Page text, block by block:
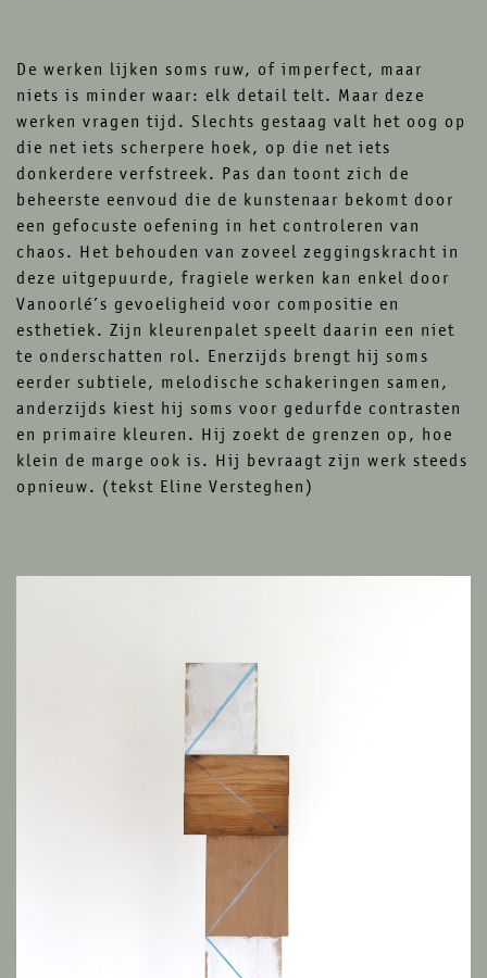
De werken lijken soms ruw, of imperfect, maar
niets is minder waar: elk detail telt. Maar deze
werken vragen tijd. Slechts gestaag valt het oog op
die net iets scherpere hoek, op die net iets
donkerdere verfstreek. Pas dan toont zich de
beheerste eenvoud die de kunstenaar bekomt door
een gefocuste oefening in het controleren van
chaos. Het behouden van zoveel zeggingskracht in
deze uitgepuurde, fragiele werken kan enkel door
Vanoorlé’s gevoeligheid voor compositie en
esthetiek. Zijn kleurenpalet speelt daarin een niet
te onderschatten rol. Enerzijds brengt hij soms
eerder subtiele, melodische schakeringen samen,
anderzijds kiest hij soms voor gedurfde contrasten
en primaire kleuren. Hij zoekt de grenzen op, hoe
klein de marge ook is. Hij bevraagt zijn werk steeds
opnieuw. (tekst Eline Versteghen)